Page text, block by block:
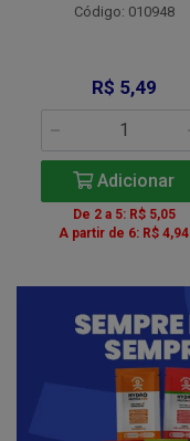
Código: 010948
R$ 5,49
Adicionar
De 2 a 5: R$ 5,05
A partir de 6: R$ 4,94